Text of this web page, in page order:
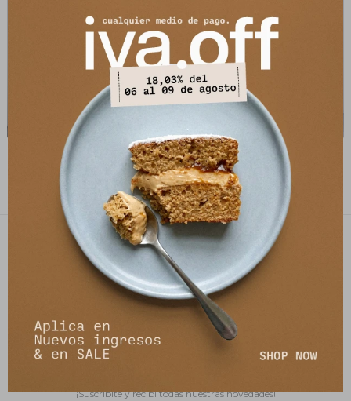
Top Lily - Azul Lurex
2.490
Falda Intuición - Azul Lurex
$ 3.490
PETRA STORE
27141061 - 099 747 832
21 de setiembre 2895, Montevideo
shop@petrastore.com.uy
De lunes a sábados de 11 a 20hs
¡Suscribite y recibí todas nuestras novedades!